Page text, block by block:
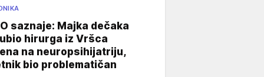
saznaje: Majka dečaka
hirurga iz Vršca
na neuropsihijatriju,
bio problematičan